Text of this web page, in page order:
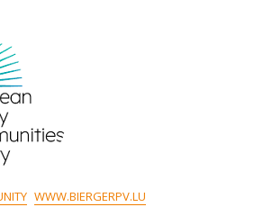
WWW.BIERGERPV.LU